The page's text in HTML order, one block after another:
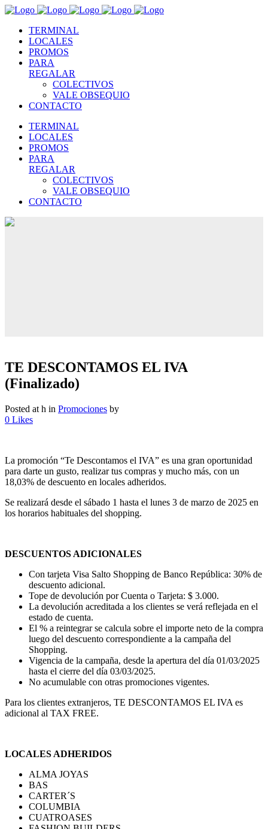
TERMINAL
LOCALES
PROMOS
PARA
REGALAR
COLECTIVOS
VALE OBSEQUIO
CONTACTO
TERMINAL
LOCALES
PROMOS
PARA
REGALAR
COLECTIVOS
VALE OBSEQUIO
CONTACTO
TE DESCONTAMOS EL IVA
(Finalizado)
Posted at h in Promociones by
0 Likes
La promoción “Te Descontamos el IVA” es una gran oportunidad
para darte un gusto, realizar tus compras y mucho más, con un
18,03% de descuento en locales adheridos.
Se realizará desde el sábado 1 hasta el lunes 3 de marzo de 2025 en
los horarios habituales del shopping.
DESCUENTOS ADICIONALES
Con tarjeta Visa Salto Shopping de Banco República: 30% de
descuento adicional.
Tope de devolución por Cuenta o Tarjeta: $ 3.000.
La devolución acreditada a los clientes se verá reflejada en el
estado de cuenta.
El % a reintegrar se calcula sobre el importe neto de la compra
luego del descuento correspondiente a la campaña del
Shopping.
Vigencia de la campaña, desde la apertura del día 01/03/2025
hasta el cierre del día 03/03/2025.
No acumulable con otras promociones vigentes.
Para los clientes extranjeros, TE DESCONTAMOS EL IVA es
adicional al TAX FREE.
LOCALES ADHERIDOS
ALMA JOYAS
BAS
CARTER´S
COLUMBIA
CUATROASES